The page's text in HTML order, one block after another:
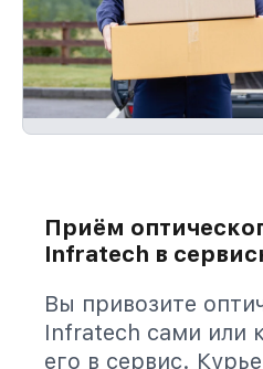
Приём
Infratech в
Вы привозите
Infratech сами или
его в сервис.